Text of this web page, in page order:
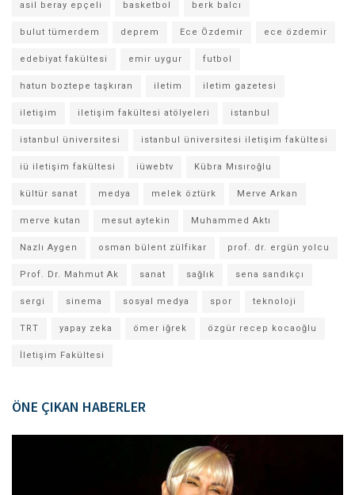
asil beray epçeli basketbol berk balcı
bulut tümerdem deprem Ece Özdemir ece özdemir
edebiyat fakültesi emir uygur futbol
hatun boztepe taşkıran iletim iletim gazetesi
iletişim iletişim fakültesi atölyeleri istanbul
istanbul üniversitesi istanbul üniversitesi iletişim fakültesi
iü iletişim fakültesi iüwebtv Kübra Mısıroğlu
kültür sanat medya melek öztürk Merve Arkan
merve kutan mesut aytekin Muhammed Aktı
Nazlı Aygen osman bülent zülfikar prof. dr. ergün yolcu
Prof. Dr. Mahmut Ak sanat sağlık sena sandıkçı
sergi sinema sosyal medya spor teknoloji
TRT yapay zeka ömer iğrek özgür recep kocaoğlu
İletişim Fakültesi
ÖNE ÇIKAN HABERLER